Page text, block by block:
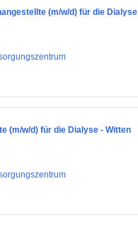
(m/w/d) für die Dialyse
(m/w/d) für die Dialyse - Witten